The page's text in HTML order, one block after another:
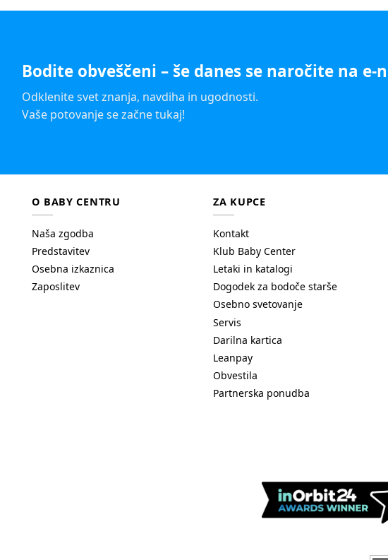
Bodite obveščeni – še danes se naročite na e-
Odklenite svet znanja, navdiha in ugodnosti.
Vaše potovanje se začne tukaj!
O BABY CENTRU
Naša zgodba
Predstavitev
Osebna izkaznica
Zaposlitev
ZA KUPCE
Kontakt
Klub Baby Center
Letaki in katalogi
Dogodek za bodoče starše
Osebno svetovanje
Servis
Darilna kartica
Leanpay
Obvestila
Partnerska ponudba